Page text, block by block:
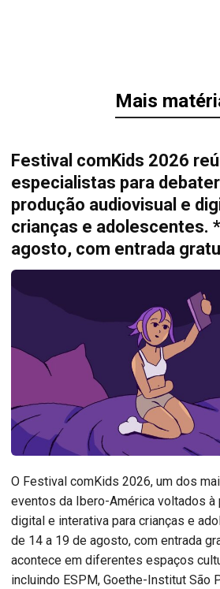
Mais
Festival comKids 2026
especialistas para
produção audiovisual e
crianças e adolescentes.
agosto, com entrada
O Festival comKids 2026, um dos
eventos da Ibero-América voltados à
digital e interativa para crianças e
de 14 a 19 de agosto, com entrada
acontece em diferentes espaços
incluindo ESPM, Goethe-Institut São